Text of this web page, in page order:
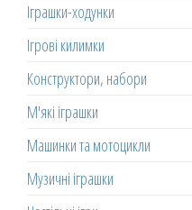
Іграшки-ходунки
Ігрові килимки
Конструктори, набори
М'які іграшки
Машинки та мотоцикли
Музичні іграшки